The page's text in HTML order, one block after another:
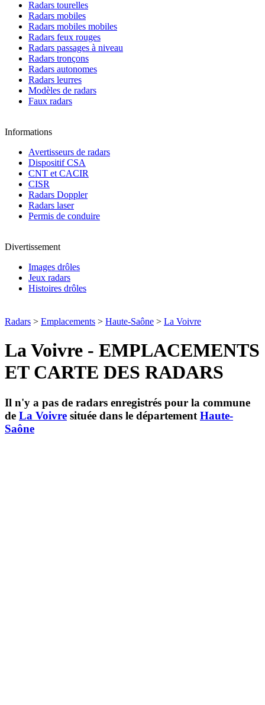
Radars tourelles
Radars mobiles
Radars mobiles mobiles
Radars feux rouges
Radars passages à niveau
Radars tronçons
Radars autonomes
Radars leurres
Modèles de radars
Faux radars
Informations
Avertisseurs de radars
Dispositif CSA
CNT et CACIR
CISR
Radars Doppler
Radars laser
Permis de conduire
Divertissement
Images drôles
Jeux radars
Histoires drôles
Radars > Emplacements > Haute-Saône > La Voivre
La Voivre - EMPLACEMENTS
ET CARTE DES RADARS
Il n'y a pas de radars enregistrés pour la commune
de La Voivre située dans le département Haute-
Saône